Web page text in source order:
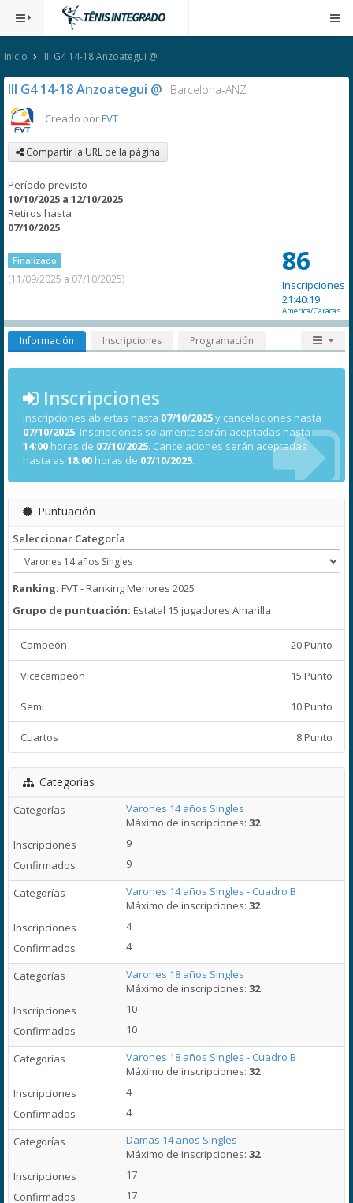
Inicio III G4 14-18 Anzoategui @
III G4 14-18 Anzoategui @ Barcelona-ANZ
Creado porFVT
Compartir la URL de la página
Período previsto
10/10/2025 a 12/10/2025
Retiros hasta
07/10/2025
Finalizado
(11/09/2025 a 07/10/2025)
86
Inscripciones
21:40:19
America/Caracas
Información Inscripciones Programación
Inscripciones
Inscripciones abiertas hasta 07/10/2025y cancelaciones hasta
07/10/2025. Inscripciones solamente serán aceptadas hasta
14:00 horas de 07/10/2025. Cancelaciones serán aceptadas
hasta as 18:00 horas de 07/10/2025.
Puntuación
Seleccionar Categoría
Ranking: FVT - Ranking Menores 2025
Grupo de puntuación: Estatal 15 jugadores Amarilla
Campeón 20 Punto
Vicecampeón 15 Punto
Semi 10 Punto
Cuartos 8 Punto
Categorías
Varones 14 años Singles
Máximo de inscripciones:32
9
9
Varones 14 años Singles - Cuadro B
Máximo de inscripciones:32
4
4
Varones 18 años Singles
Máximo de inscripciones:32
10
10
Varones 18 años Singles - Cuadro B
Máximo de inscripciones:32
4
4
Damas 14 años Singles
Máximo de inscripciones:32
17
17